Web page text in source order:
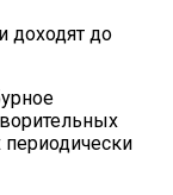
доходят до